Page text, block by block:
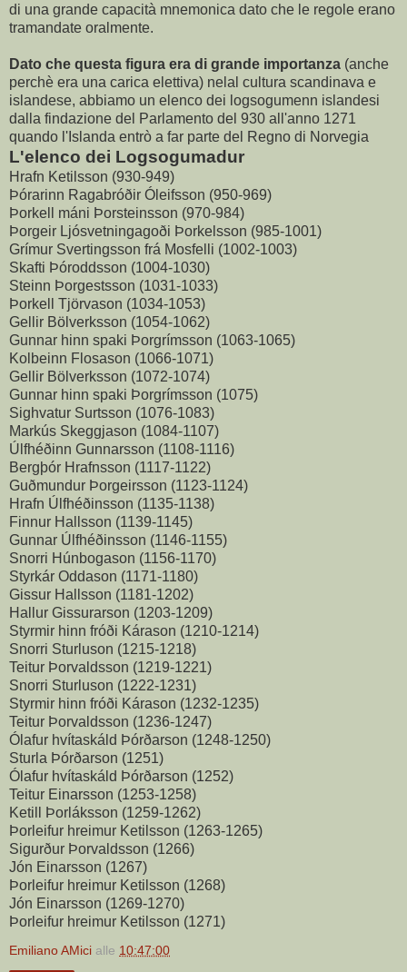
di una grande capacità mnemonica dato che le regole erano
tramandate oralmente.
Dato che questa figura era di grande importanza (anche
perchè era una carica elettiva) nelal cultura scandinava e
islandese, abbiamo un elenco dei logsogumenn islandesi
dalla findazione del Parlamento del 930 all'anno 1271
quando l'Islanda entrò a far parte del Regno di Norvegia
L'elenco dei Logsogumadur
Hrafn Ketilsson (930-949)
Þórarinn Ragabróðir Óleifsson (950-969)
Þorkell máni Þorsteinsson (970-984)
Þorgeir Ljósvetningagoði Þorkelsson (985-1001)
Grímur Svertingsson frá Mosfelli (1002-1003)
Skafti Þóroddsson (1004-1030)
Steinn Þorgestsson (1031-1033)
Þorkell Tjörvason (1034-1053)
Gellir Bölverksson (1054-1062)
Gunnar hinn spaki Þorgrímsson (1063-1065)
Kolbeinn Flosason (1066-1071)
Gellir Bölverksson (1072-1074)
Gunnar hinn spaki Þorgrímsson (1075)
Sighvatur Surtsson (1076-1083)
Markús Skeggjason (1084-1107)
Úlfhéðinn Gunnarsson (1108-1116)
Bergþór Hrafnsson (1117-1122)
Guðmundur Þorgeirsson (1123-1124)
Hrafn Úlfhéðinsson (1135-1138)
Finnur Hallsson (1139-1145)
Gunnar Úlfhéðinsson (1146-1155)
Snorri Húnbogason (1156-1170)
Styrkár Oddason (1171-1180)
Gissur Hallsson (1181-1202)
Hallur Gissurarson (1203-1209)
Styrmir hinn fróði Kárason (1210-1214)
Snorri Sturluson (1215-1218)
Teitur Þorvaldsson (1219-1221)
Snorri Sturluson (1222-1231)
Styrmir hinn fróði Kárason (1232-1235)
Teitur Þorvaldsson (1236-1247)
Ólafur hvítaskáld Þórðarson (1248-1250)
Sturla Þórðarson (1251)
Ólafur hvítaskáld Þórðarson (1252)
Teitur Einarsson (1253-1258)
Ketill Þorláksson (1259-1262)
Þorleifur hreimur Ketilsson (1263-1265)
Sigurður Þorvaldsson (1266)
Jón Einarsson (1267)
Þorleifur hreimur Ketilsson (1268)
Jón Einarsson (1269-1270)
Þorleifur hreimur Ketilsson (1271)
Emiliano AMici alle 10:47:00